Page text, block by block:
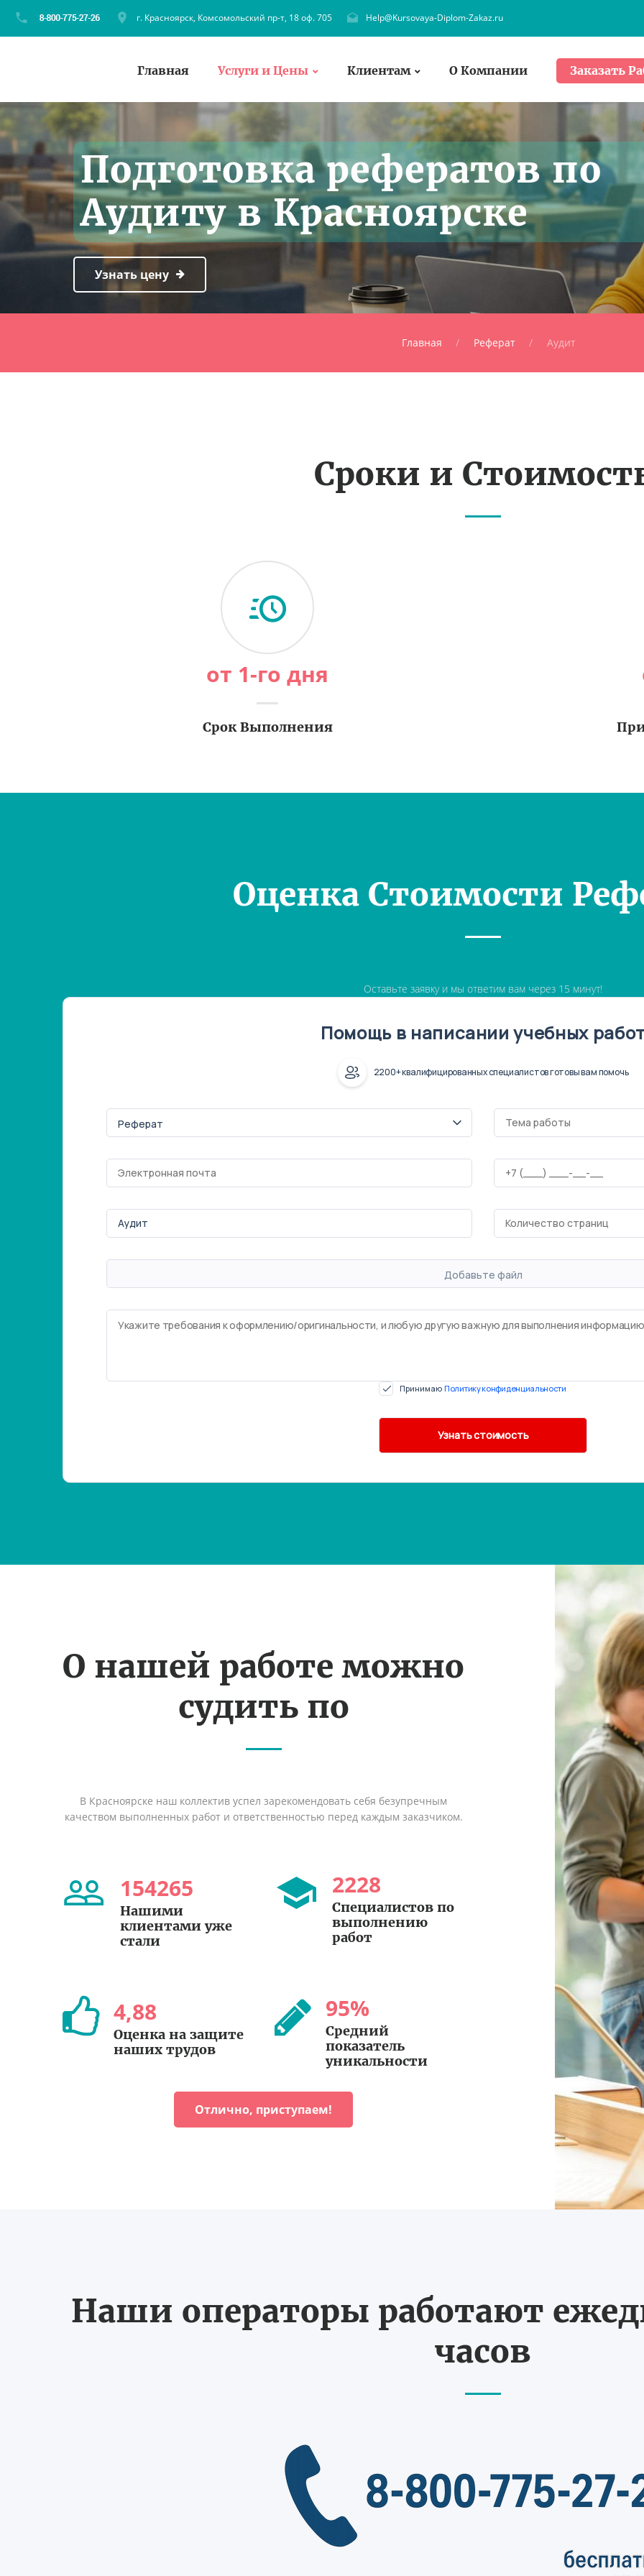
г. Красноярск, Комсомольский пр-т, 18 оф. 705 Help@Kursovaya-Diplom-Zakaz.ru
Главная Услуги и Цены Клиентам О Компании Заказать
Подготовка рефератов по
Аудиту в Красноярске
Узнать цену
Главная Реферат Аудит
Сроки и
от 1-го дня
Срок Выполнения
Оценка Стоимости
Оставьте заявку и мы ответим вам через 15 минут!
Помощь в написании учебных
2200+ квалифицированных специалистов готовы вам помочь
Добавьте файл
Принимаю Политику конфиденциальности
О нашей работе можно
судить по
В Красноярске наш коллектив успел зарекомендовать себя безупречным
качеством выполненных работ и ответственностью перед каждым заказчиком.
154265
Нашими
клиентами уже
стали
2228
Специалистов по
выполнению
работ
4,88
Оценка на защите
наших трудов
95%
Средний
показатель
уникальности
Отлично, приступаем!
Наши операторы работают
часов